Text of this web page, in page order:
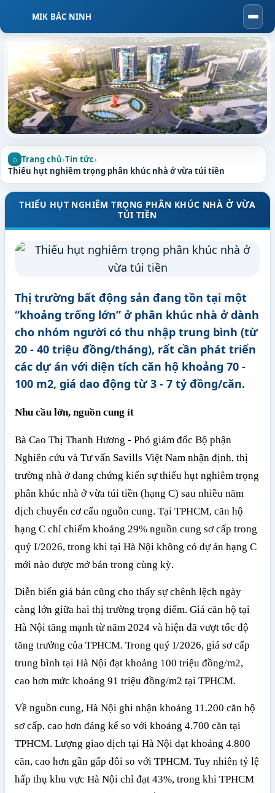
MIK BẮC NINH
Trang chủ›Tin tức›
Thiếu hụt nghiêm trọng phân khúc nhà ở vừa túi tiền
THIẾU HỤT NGHIÊM TRỌNG PHÂN KHÚC NHÀ Ở VỪA
TÚI TIỀN
Thị trường bất động sản đang tồn tại một
“khoảng trống lớn” ở phân khúc nhà ở dành
cho nhóm người có thu nhập trung bình (từ
20 - 40 triệu đồng/tháng), rất cần phát triển
các dự án với diện tích căn hộ khoảng 70 -
100 m2, giá dao động từ 3 - 7 tỷ đồng/căn.
Nhu cầu lớn, nguồn cung ít
Bà Cao Thị Thanh Hương - Phó giám đốc Bộ phận
Nghiên cứu và Tư vấn Savills Việt Nam nhận định, thị
trường nhà ở đang chứng kiến sự thiếu hụt nghiêm trọng
phân khúc nhà ở vừa túi tiền (hạng C) sau nhiều năm
dịch chuyển cơ cấu nguồn cung. Tại TPHCM, căn hộ
hạng C chỉ chiếm khoảng 29% nguồn cung sơ cấp trong
quý I/2026, trong khi tại Hà Nội không có dự án hạng C
mới nào được mở bán trong cùng kỳ.
Diễn biến giá bán cũng cho thấy sự chênh lệch ngày
càng lớn giữa hai thị trường trọng điểm. Giá căn hộ tại
Hà Nội tăng mạnh từ năm 2024 và hiện đã vượt tốc độ
tăng trưởng của TPHCM. Trong quý I/2026, giá sơ cấp
trung bình tại Hà Nội đạt khoảng 100 triệu đồng/m2,
cao hơn mức khoảng 91 triệu đồng/m2 tại TPHCM.
Về nguồn cung, Hà Nội ghi nhận khoảng 11.200 căn hộ
sơ cấp, cao hơn đáng kể so với khoảng 4.700 căn tại
TPHCM. Lượng giao dịch tại Hà Nội đạt khoảng 4.800
căn, cao hơn gần gấp đôi so với TPHCM. Tuy nhiên tỷ lệ
hấp thụ khu vực Hà Nội chỉ đạt 43%, trong khi TPHCM